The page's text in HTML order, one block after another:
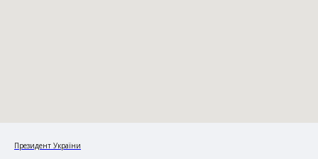
Президент України